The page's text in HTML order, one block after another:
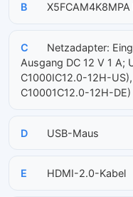
B X5FCAM4K8MPA
C
Netzadapter:
Ausgang DC 12 V 1 A;
C1000IC12.0-12H-
C10001C12.0-12H-DE)
D USB-Maus
E HDMI-2.0-Kabel